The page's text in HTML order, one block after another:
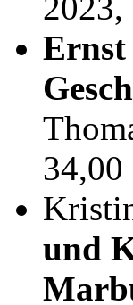
Ernst
34,00
und